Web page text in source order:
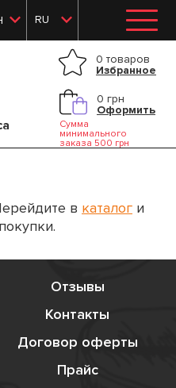
RU
0 товаров
Избранное
0 грн
Оформить
Сумма
минимального
заказа 500 грн
в каталог и
Отзывы
Контакты
Договор оферты
Прайс